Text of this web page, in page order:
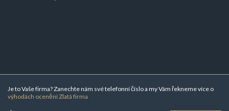
Je to Vaše firma? Zanechte nám své telefonní číslo a my Vám řekneme více o
výhodách ocenění Zlatá firma